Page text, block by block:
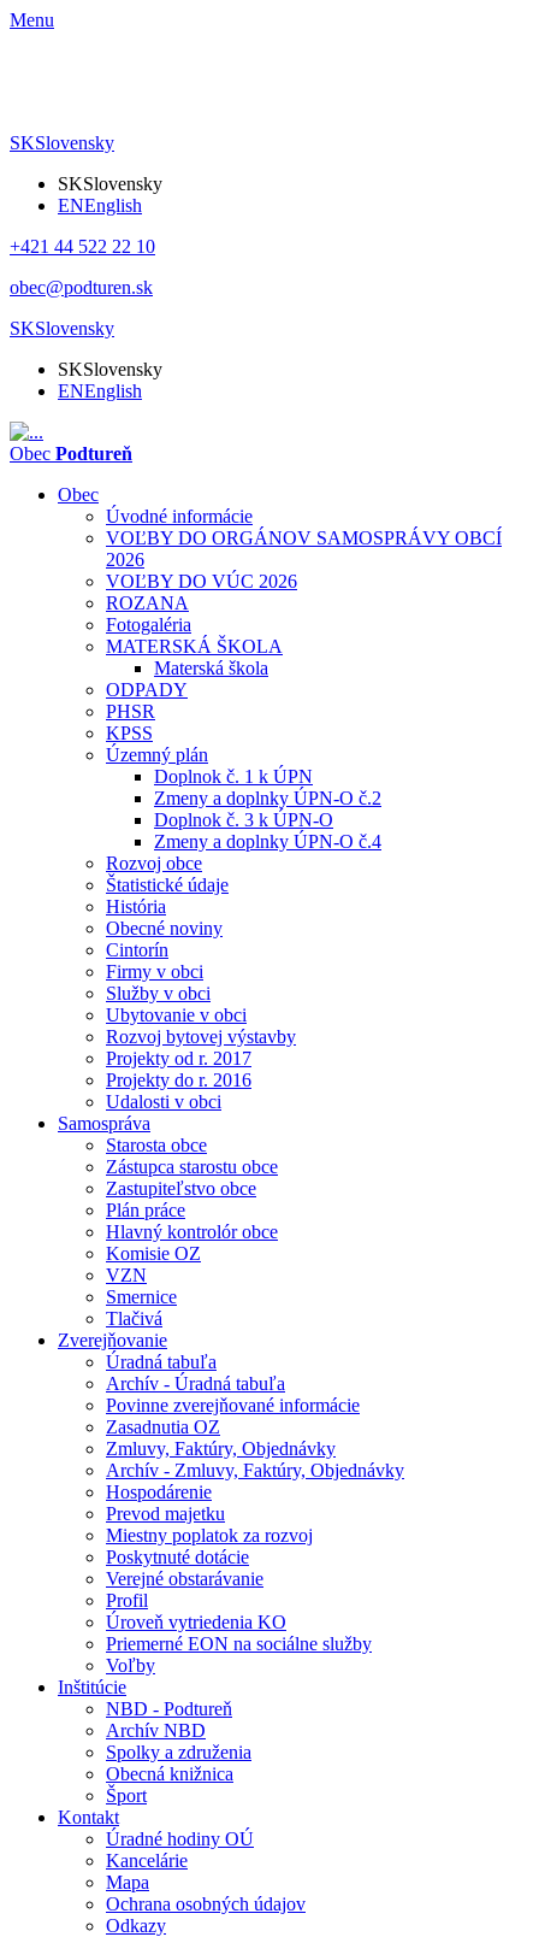
Menu
SKSlovensky
SKSlovensky
ENEnglish
+421 44 522 22 10
obec@podturen.sk
SKSlovensky
SKSlovensky
ENEnglish
Obec Podtureň
Obec
Úvodné informácie
VOĽBY DO ORGÁNOV SAMOSPRÁVY OBCÍ
2026
VOĽBY DO VÚC 2026
ROZANA
Fotogaléria
MATERSKÁ ŠKOLA
Materská škola
ODPADY
PHSR
KPSS
Územný plán
Doplnok č. 1 k ÚPN
Zmeny a doplnky ÚPN-O č.2
Doplnok č. 3 k ÚPN-O
Zmeny a doplnky ÚPN-O č.4
Rozvoj obce
Štatistické údaje
História
Obecné noviny
Cintorín
Firmy v obci
Služby v obci
Ubytovanie v obci
Rozvoj bytovej výstavby
Projekty od r. 2017
Projekty do r. 2016
Udalosti v obci
Samospráva
Starosta obce
Zástupca starostu obce
Zastupiteľstvo obce
Plán práce
Hlavný kontrolór obce
Komisie OZ
VZN
Smernice
Tlačivá
Zverejňovanie
Úradná tabuľa
Archív - Úradná tabuľa
Povinne zverejňované informácie
Zasadnutia OZ
Zmluvy, Faktúry, Objednávky
Archív - Zmluvy, Faktúry, Objednávky
Hospodárenie
Prevod majetku
Miestny poplatok za rozvoj
Poskytnuté dotácie
Verejné obstarávanie
Profil
Úroveň vytriedenia KO
Priemerné EON na sociálne služby
Voľby
Inštitúcie
NBD - Podtureň
Archív NBD
Spolky a združenia
Obecná knižnica
Šport
Kontakt
Úradné hodiny OÚ
Kancelárie
Mapa
Ochrana osobných údajov
Odkazy